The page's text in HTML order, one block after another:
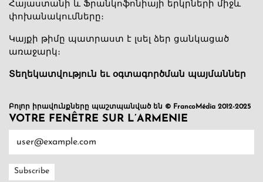
Հայաստանի և Ֆրանկոֆոնիայի երկրների միջև
փոխանակումները։
Կայքի թիմը պատրաստ է լսել ձեր ցանկացած
առաջարկ։
Տեղեկատվություն եւ օգտագործման պայմաններ
Բոլոր իրավունքները պաշտպանված են © FrancoMédia 2012-2025
VOTRE FENÊTRE SUR L’ARMENIE